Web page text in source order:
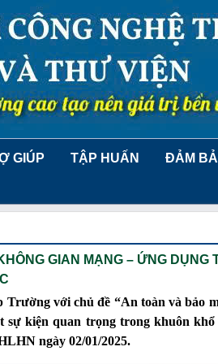
GIÚP TẬP HUẤN ĐẢM
GIAN MẠNG – ỨNG DỤNG
với chủ đề “An toàn và bảo
kiện quan trọng trong khuôn khổ
ngày 02/01/2025.